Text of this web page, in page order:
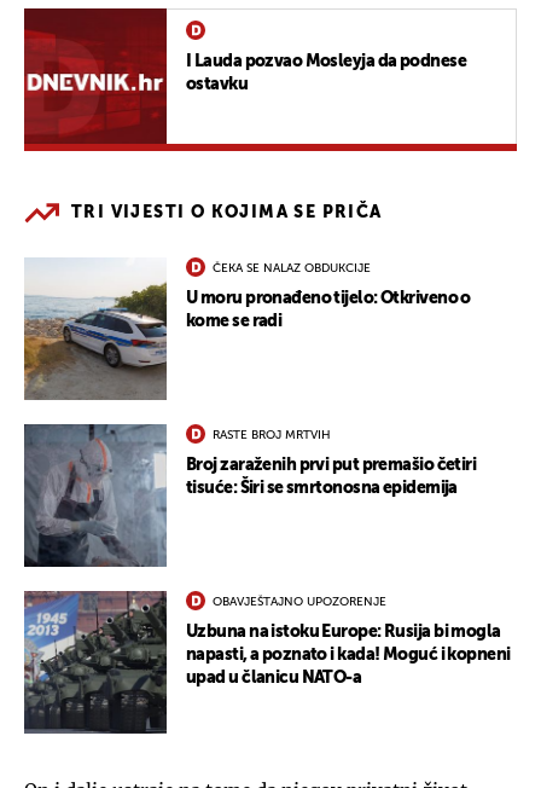
I Lauda pozvao Mosleyja da podnese
ostavku
TRI VIJESTI O KOJIMA SE PRIČA
ČEKA SE NALAZ OBDUKCIJE
U moru pronađeno tijelo: Otkriveno o
kome se radi
RASTE BROJ MRTVIH
Broj zaraženih prvi put premašio četiri
tisuće: Širi se smrtonosna epidemija
OBAVJEŠTAJNO UPOZORENJE
Uzbuna na istoku Europe: Rusija bi mogla
napasti, a poznato i kada! Moguć i kopneni
upad u članicu NATO-a